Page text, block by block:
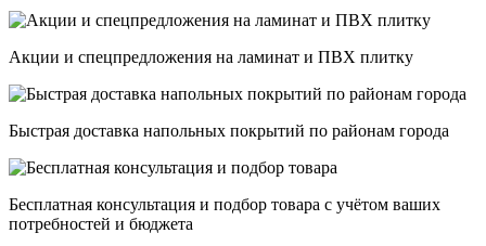
Акции и спецпредложения на ламинат и ПВХ плитку
Быстрая доставка напольных покрытий по районам города
Бесплатная консультация и подбор товара с учётом ваших
потребностей и бюджета